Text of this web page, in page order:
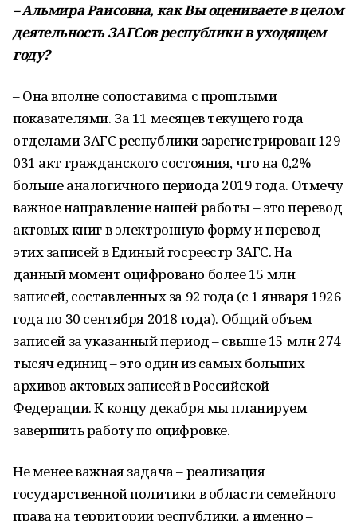
–Альмира Раисовна, как Вы оцениваете в целом
деятельность ЗАГСов республики в уходящем
году?
– Она вполне сопоставима с прошлыми
показателями. За 11 месяцев текущего года
отделами ЗАГС республики зарегистрирован 129
031 акт гражданского состояния, что на 0,2%
больше аналогичного периода 2019 года. Отмечу
важное направление нашей работы – это перевод
актовых книг в электронную форму и перевод
этих записей в Единый госреестр ЗАГС. На
данный момент оцифровано более 15 млн
записей, составленных за 92 года (с 1 января 1926
года по 30 сентября 2018 года). Общий объем
записей за указанный период – свыше 15 млн 274
тысяч единиц – это один из самых больших
архивов актовых записей в Российской
Федерации. К концу декабря мы планируем
завершить работу по оцифровке.
Не менее важная задача – реализация
государственной политики в области семейного
права на территории республики, а именно –